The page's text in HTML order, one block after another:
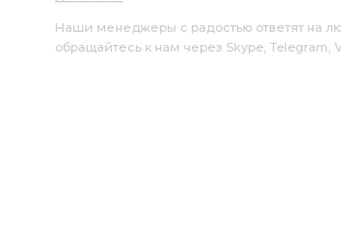
Наши менеджеры с радостью ответят на
обращайтесь к нам через Skype, Telegram,